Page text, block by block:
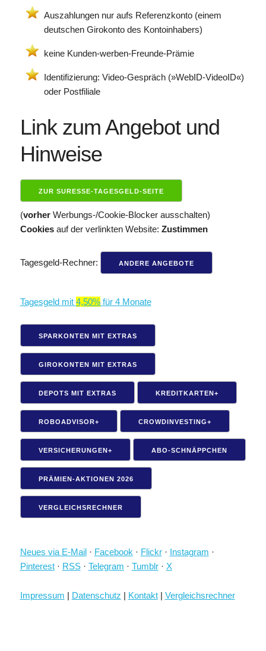
Auszahlungen nur aufs Referenzkonto (einem
deutschen Girokonto des Kontoinhabers)
keine Kunden-werben-Freunde-Prämie
Identifizierung: Video-Gespräch (»WebID-VideoID«)
oder Postfiliale
Link zum Angebot und
Hinweise
ZUR SURESSE-TAGESGELD-SEITE
(vorherWerbungs-/​Cookie-Blocker ausschalten)
Cookiesauf der verlinkten Website: Zustimmen
Tagesgeld-Rechner: ANDERE ANGEBOTE
Tagesgeld mit 4,50%für 4 Monate
SPARKONTEN MIT EXTRAS
GIROKONTEN MIT EXTRAS
DEPOTS MIT EXTRAS KREDITKARTEN+
ROBOADVISOR+ CROWDINVESTING+
VERSICHERUNGEN+ ABO-SCHNÄPPCHEN
PRÄMIEN-AKTIONEN 2026
VERGLEICHSRECHNER
Neues via E-Mail· Facebook · Flickr· Instagram ·
Pinterest· RSS· Telegram · Tumblr· X
Impressum | Datenschutz | Kontakt| Vergleichsrechner